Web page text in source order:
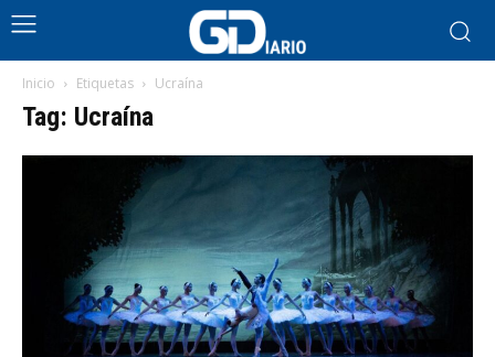
Inicio Etiquetas Ucraína
Tag: Ucraína